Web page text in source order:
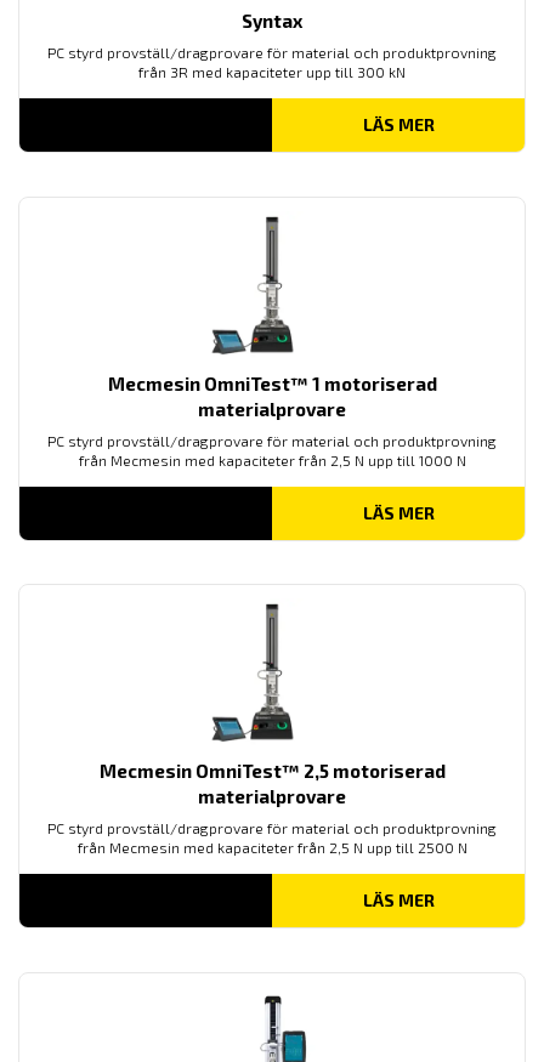
Syntax
PC styrd provställ/dragprovare för material och produktprovning
från 3R med kapaciteter upp till 300 kN
LÄS MER
Mecmesin OmniTest™ 1 motoriserad
materialprovare
PC styrd provställ/dragprovare för material och produktprovning
från Mecmesin med kapaciteter från 2,5 N upp till 1000 N
LÄS MER
Mecmesin OmniTest™ 2,5 motoriserad
materialprovare
PC styrd provställ/dragprovare för material och produktprovning
från Mecmesin med kapaciteter från 2,5 N upp till 2500 N
LÄS MER